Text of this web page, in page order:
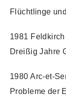
Flüchtlinge
1981
Dreißig Jahre
1980 Arc-et-
Probleme der